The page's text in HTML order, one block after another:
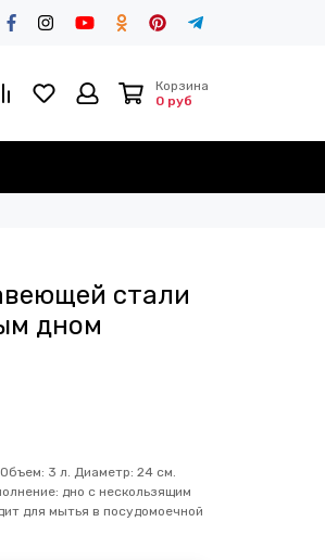
Корзина
0 руб
стали
дном
3 л. Диаметр: 24 см.
дно с нескользящим
для мытья в посудомоечной